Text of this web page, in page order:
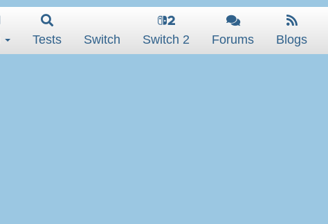
Tests Switch Switch 2 Forums Blogs